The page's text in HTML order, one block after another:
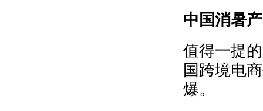
中国消暑
值得一提
国跨境电
爆。